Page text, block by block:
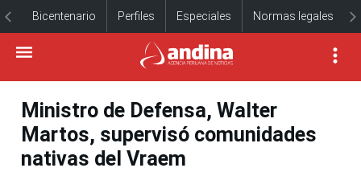
Bicentenario Perfiles Especiales Normas legales
Ministro de Defensa, Walter
Martos, supervisó comunidades
nativas del Vraem